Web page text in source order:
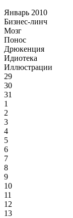
Январь 2010
Бизнес-линч
Мозг
Понос
Дрюкенция
Идиотека
Иллюстрации
29
30
31
1
2
3
4
5
6
7
8
9
10
11
12
13